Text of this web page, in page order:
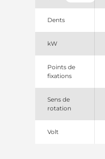
36012434
Volvo
438306
Valeo
810543133
PSH
ESW2027HE
Dents
kW
Points de
fixations
Sens de
rotation
Volt